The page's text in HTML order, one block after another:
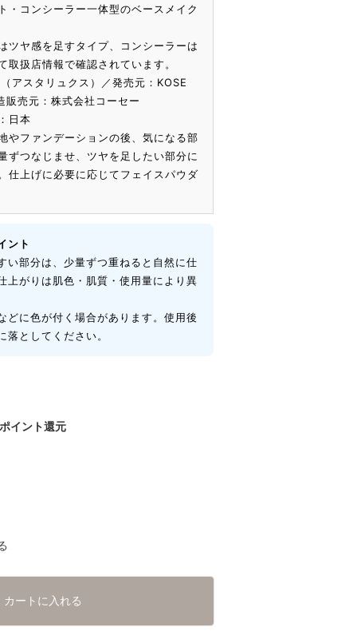
・コンシーラー一体型のベースメイク
ツヤ感を足すタイプ、コンシーラーは
取扱店情報で確認されています。
アスタリュクス）／発売元：KOSE
販売元：株式会社コーセー
日本
やファンデーションの後、気になる部
ずつなじませ、ツヤを足したい部分に
仕上げに必要に応じてフェイスパウダ
ント
い部分は、少量ずつ重ねると自然に仕
上がりは肌色・肌質・使用量により異
どに色が付く場合があります。使用後
落としてください。
ポイント還元
カートに入れる